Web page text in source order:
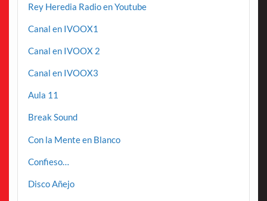
Rey Heredia Radio en Youtube
Canal en IVOOX1
Canal en IVOOX 2
Canal en IVOOX3
Aula 11
Break Sound
Con la Mente en Blanco
Confieso…
Disco Añejo